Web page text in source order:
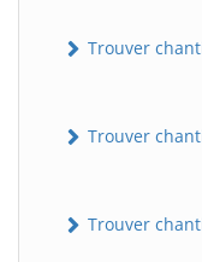
Trouver
Trouver
Trouver